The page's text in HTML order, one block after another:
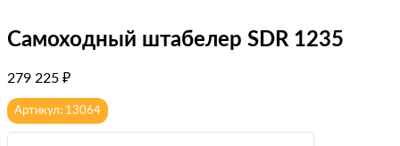
Самоходный штабелер SDR 1235
279 225 ₽
Артикул: 13064